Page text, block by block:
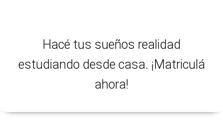
Hacé tus sueños realidad
estudiando desde casa. ¡Matriculá
ahora!